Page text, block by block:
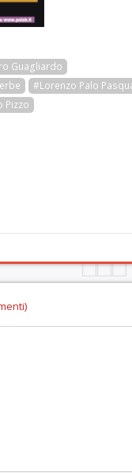
Guagliardo
#Lorenzo Palo
Pizzo